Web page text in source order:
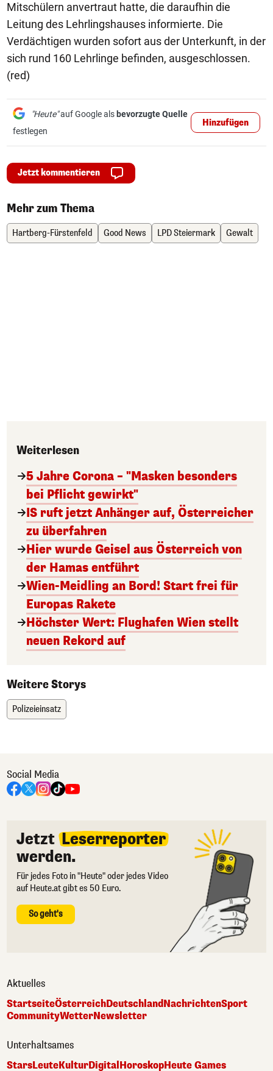
Mitschülern anvertraut hatte, die daraufhin die
Leitung des Lehrlingshauses informierte. Die
Verdächtigen wurden sofort aus der Unterkunft, in der
sich rund 160 Lehrlinge befinden, ausgeschlossen.
(red)
"Heute"auf Google als bevorzugte Quelle
festlegen
Hinzufügen
Jetzt kommentieren
Mehr zum Thema
Hartberg-Fürstenfeld Good News LPD Steiermark Gewalt
Weiterlesen
5 Jahre Corona – "Masken besonders
bei Pflicht gewirkt"
IS ruft jetzt Anhänger auf, Österreicher
zu überfahren
Hier wurde Geisel aus Österreich von
der Hamas entführt
Wien-Meidling an Bord! Start frei für
Europas Rakete
Höchster Wert: Flughafen Wien stellt
neuen Rekord auf
Weitere Storys
Polizeieinsatz
Social Media
Jetzt Leserreporter
werden.
Für jedes Foto in "Heute" oder jedes Video
auf Heute.at gibt es 50 Euro.
So geht's
Aktuelles
StartseiteÖsterreichDeutschlandNachrichtenSport
CommunityWetterNewsletter
Unterhaltsames
StarsLeuteKulturDigital HoroskopHeute Games